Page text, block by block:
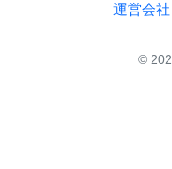
運営会社
©